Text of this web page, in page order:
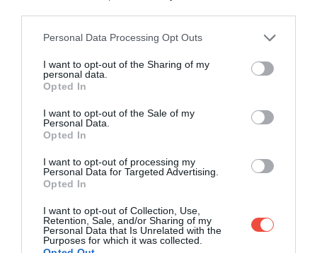
Please note that this website/app uses one or more Google
not limited to your visit or usage behaviour. You may click to
grant or deny consent to Google and its third-party tags to
use your data for below specified purposes in below Google
consent section.
Personal Data Processing Opt Outs
I want to opt-out of the Sharing of my
personal data.
Opted In
I want to opt-out of the Sale of my
Personal Data.
Opted In
I want to opt-out of processing my
Personal Data for Targeted Advertising.
Opted In
I want to opt-out of Collection, Use,
Retention, Sale, and/or Sharing of my
Personal Data that Is Unrelated with the
Purposes for which it was collected.